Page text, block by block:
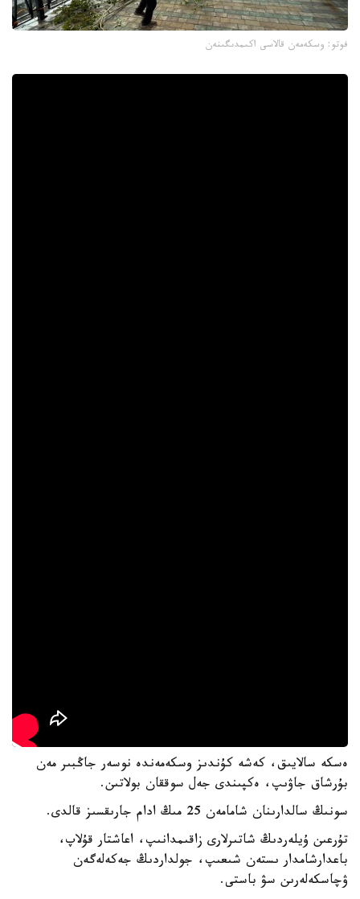
فوتو: وسكەمەن قالاسى اكىمدىگىنەن
ەسكە سالايىق، كەشە كۇندىز وسكەمەندە نوسەر جاڭبىر مەن
بۇرشاق جاۋىپ، ەكپىندى جەل سوققان بولاتىن.
سونىڭ سالدارىنان شامامەن 25 مىڭ ادام جارىقسىز قالدى.
تۇرعىن ۇيلەردىڭ شاتىرلارى زاقىمدانىپ، اعاشتار قۇلاپ،
باعدارشامدار ىستەن شىعىپ، جولداردىڭ جەكەلەگەن
ۋچاسكەلەرىن سۋ باستى.